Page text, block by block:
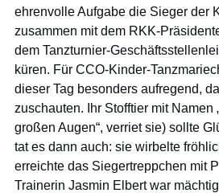
ehrenvolle Aufgabe die Sieger der
zusammen mit dem RKK-
dem Tanzturnier-
küren. Für CCO-Kinder-
dieser Tag besonders aufregend,
zuschauten. Ihr Stofftier mit Namen
großen Augen“, verriet sie) sollte
tat es dann auch: sie wirbelte
erreichte das Siegertreppchen mit
Trainerin Jasmin Elbert war